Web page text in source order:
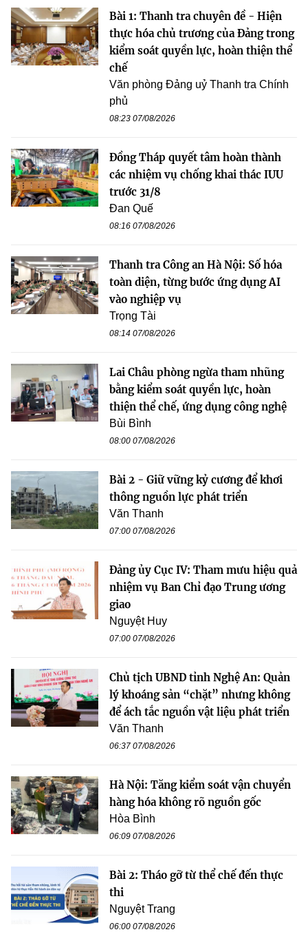
Bài 1: Thanh tra chuyên đề - Hiện
thực hóa chủ trương của Đảng trong
kiểm soát quyền lực, hoàn thiện thể
chế
Văn phòng Đảng uỷ Thanh tra Chính
phủ
08:23 07/08/2026
Đồng Tháp quyết tâm hoàn thành
các nhiệm vụ chống khai thác IUU
trước 31/8
Đan Quế
08:16 07/08/2026
Thanh tra Công an Hà Nội: Số hóa
toàn diện, từng bước ứng dụng AI
vào nghiệp vụ
Trọng Tài
08:14 07/08/2026
Lai Châu phòng ngừa tham nhũng
bằng kiểm soát quyền lực, hoàn
thiện thể chế, ứng dụng công nghệ
Bùi Bình
08:00 07/08/2026
Bài 2 - Giữ vững kỷ cương để khơi
thông nguồn lực phát triển
Văn Thanh
07:00 07/08/2026
Đảng ủy Cục IV: Tham mưu hiệu quả
nhiệm vụ Ban Chỉ đạo Trung ương
giao
Nguyệt Huy
07:00 07/08/2026
Chủ tịch UBND tỉnh Nghệ An: Quản
lý khoáng sản “chặt” nhưng không
để ách tắc nguồn vật liệu phát triển
Văn Thanh
06:37 07/08/2026
Hà Nội: Tăng kiểm soát vận chuyển
hàng hóa không rõ nguồn gốc
Hòa Bình
06:09 07/08/2026
Bài 2: Tháo gỡ từ thể chế đến thực
thi
Nguyệt Trang
06:00 07/08/2026